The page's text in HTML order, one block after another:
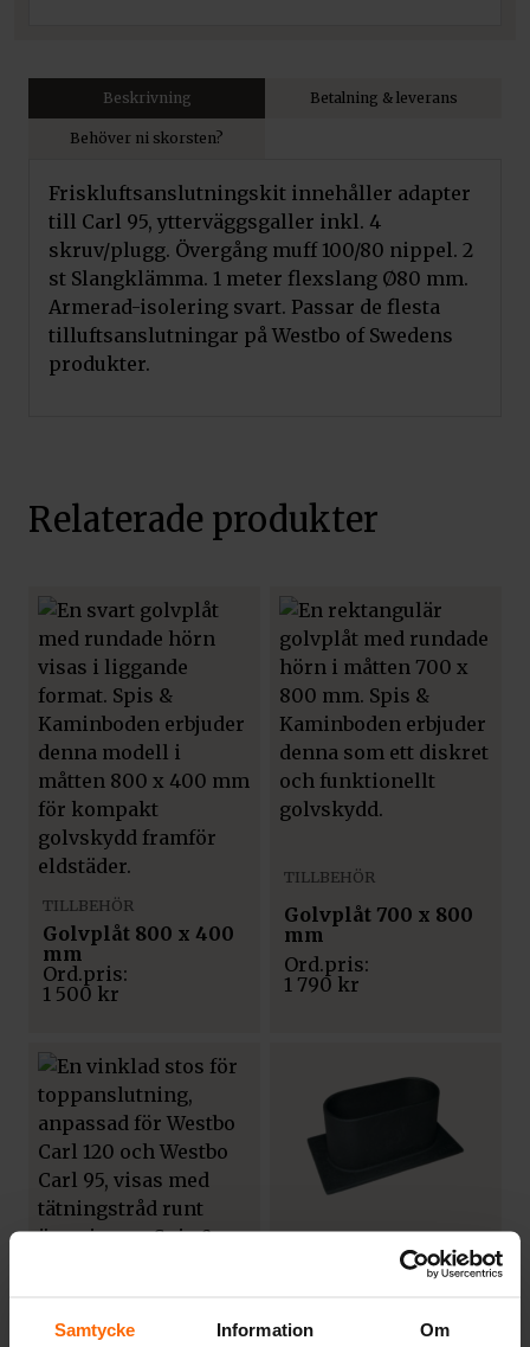
Samtycke Information Om
Beskrivning Betalning & leverans
Behöver ni skorsten?
Friskluftsanslutningskit innehåller adapter
till Carl 95, ytterväggsgaller inkl. 4
skruv/plugg. Övergång muff 100/80 nippel. 2
st Slangklämma. 1 meter flexslang Ø80 mm.
Armerad-isolering svart. Passar de flesta
tilluftsanslutningar på Westbo of Swedens
produkter.
Relaterade produkter
TILLBEHÖR
Golvplåt 800 x 400
mm
1 500 kr
TILLBEHÖR
Golvplåt 700 x 800
mm
1 790 kr
TILLBEHÖR